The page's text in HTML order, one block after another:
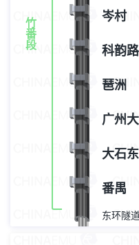
竹
番
段
岑村
科韵路
琶洲
广州
大石东
番禺
东环隧